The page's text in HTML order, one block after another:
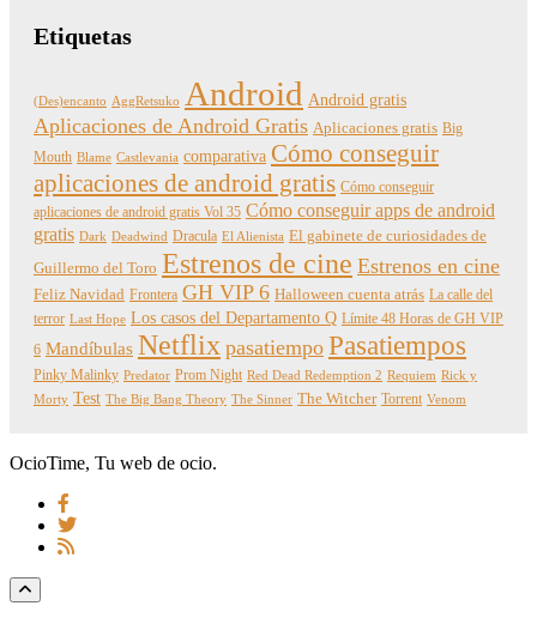
Etiquetas
(Des)encanto AggRetsuko Android Android gratis
Aplicaciones de Android Gratis Aplicaciones gratis Big
Mouth Blame Castlevania comparativa Cómo conseguir
aplicaciones de android gratis Cómo conseguir
aplicaciones de android gratis Vol 35 Cómo conseguir apps de android
gratis Dark Deadwind Dracula El Alienista El gabinete de curiosidades de
Guillermo del Toro Estrenos de cine Estrenos en cine
Feliz Navidad Frontera GH VIP 6 Halloween cuenta atrás La calle del
terror Last Hope Los casos del Departamento Q Límite 48 Horas de GH VIP
6 Mandíbulas Netflix pasatiempo Pasatiempos
Pinky Malinky Predator Prom Night Red Dead Redemption 2 Requiem Rick y
Morty Test The Big Bang Theory The Sinner The Witcher Torrent Venom
OcioTime, Tu web de ocio.